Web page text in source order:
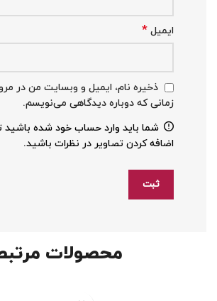
ایمیل *
ذخیره نام، ایمیل و وبسایت من در
زمانی که دوباره دیدگاهی می‌نویسم.
شما باید وارد حساب خود شده باشید
اضافه کردن تصاویر در نظرات باشید.
محصولات